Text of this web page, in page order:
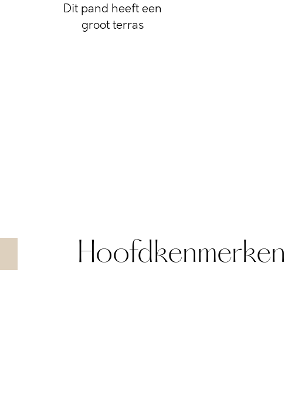
Dit pand heeft een
groot terras
Hoofdkenmerken